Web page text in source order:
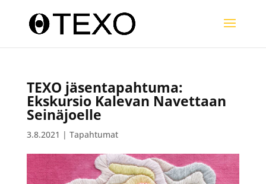
TEXO jäsentapahtuma:
Ekskursio Kalevan Navettaan
Seinäjoelle
3.8.2021 | Tapahtumat